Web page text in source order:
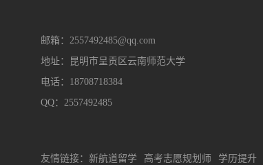
邮箱：2557492485@qq.com
地址：昆明市呈贡区云南师范大学
电话：18708718384
QQ：2557492485
友情链接： 新航道留学 高考志愿规划师 学历提升